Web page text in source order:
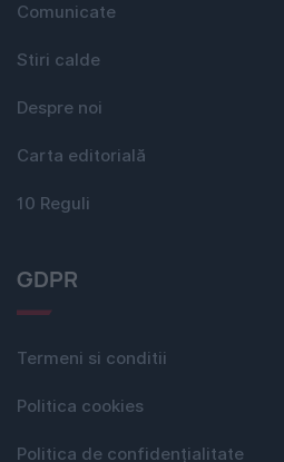
Comunicate
Stiri calde
Despre noi
Carta editorială
10 Reguli
GDPR
Termeni si conditii
Politica cookies
Politica de confidențialitate